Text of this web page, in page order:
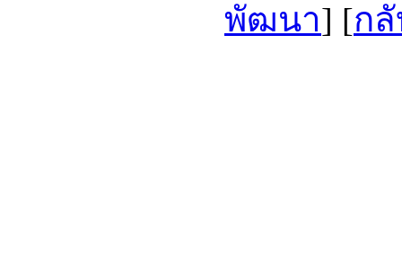
พัฒนา] [ก